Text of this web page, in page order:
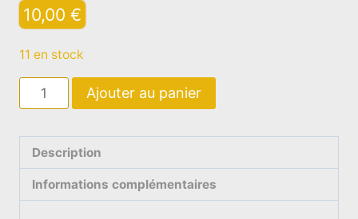
10,00 €
11 en stock
quantité
de
Berbère
Pêche
Ajouter au panier
Description
Informations complémentaires